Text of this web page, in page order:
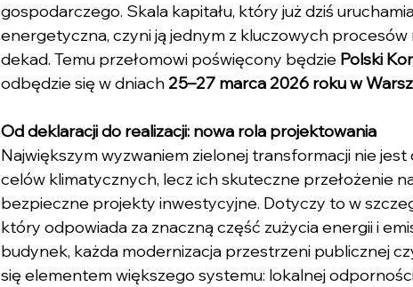
gospodarczego. Skala kapitału, który już dziś
energetyczna, czyni ją jednym z kluczowych
dekad. Temu przełomowi poświęcony będzie Polski
odbędzie się w dniach 25–27 marca 2026 roku w
Od deklaracji do realizacji: nowa rola projektowania
Największym wyzwaniem zielonej transformacji nie
celów klimatycznych, lecz ich skuteczne przełożenie
bezpieczne projekty inwestycyjne. Dotyczy to w
który odpowiada za znaczną część zużycia energii i
budynek, każda modernizacja przestrzeni publicznej
się elementem większego systemu: lokalnej